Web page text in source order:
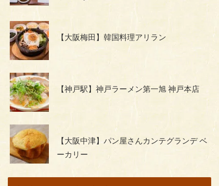
【大阪梅田】韓国料理アリラン
【神戸駅】神戸ラーメン第一旭 神戸本店
【大阪中津】パン屋さんカンテグランデ ベ
ーカリー